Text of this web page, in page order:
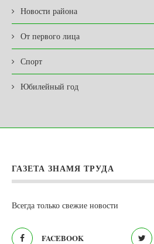
Новости района
От первого лица
Спорт
Юбилейный год
ГАЗЕТА ЗНАМЯ ТРУДА
Всегда только свежие новости
FACEBOOK